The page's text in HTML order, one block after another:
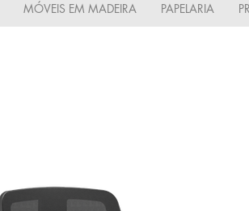
MÓVEIS EM MADEIRA PAPELARIA